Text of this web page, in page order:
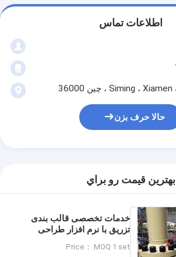
اطلاعات تماس
حالا حرف بزن
بهترين قيمت رو براي
خدمات تخصصی قالب بندی
تزریق با نرم افزار طراحی
Price： MOQ 1 set